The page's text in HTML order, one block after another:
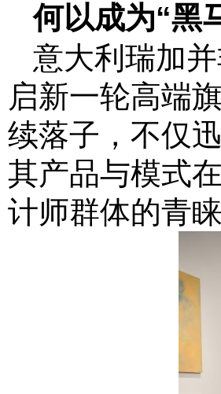
何以成为“黑
意大利瑞加
启新一轮高端
续落子，不仅
其产品与模式
计师群体的青睐